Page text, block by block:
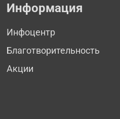
Информация
Инфоцентр
Благотворительность
Акции